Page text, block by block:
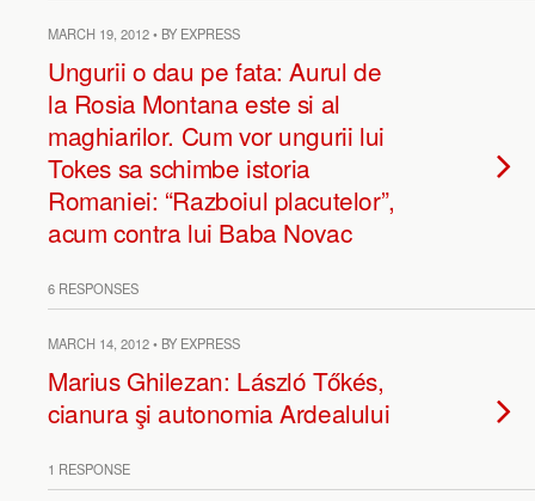
MARCH 19, 2012 • BY EXPRESS
Ungurii o dau pe fata: Aurul de
la Rosia Montana este si al
maghiarilor. Cum vor ungurii lui
Tokes sa schimbe istoria
Romaniei: “Razboiul placutelor”,
acum contra lui Baba Novac
6 RESPONSES
MARCH 14, 2012 • BY EXPRESS
Marius Ghilezan: László Tőkés,
cianura şi autonomia Ardealului
1 RESPONSE